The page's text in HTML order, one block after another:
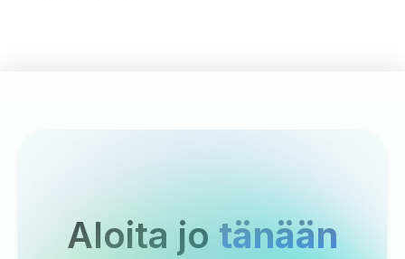
Aloita jo tänään